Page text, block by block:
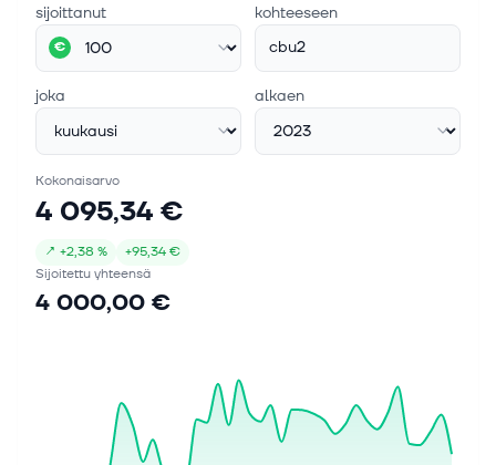
sijoittanut
€
kohteeseen
cbu2
joka alkaen
Kokonaisarvo
4 095,34 €
↗ +2,38 % +95,34 €
Sijoitettu yhteensä
4 000,00 €